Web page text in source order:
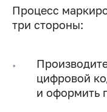
Процесс
три стороны:
цифровой
и оформить